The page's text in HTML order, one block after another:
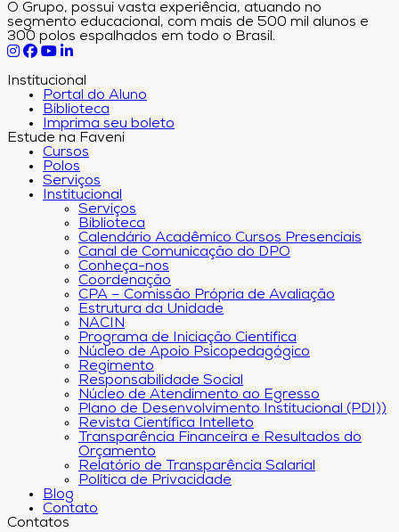
O Grupo, possui vasta experiência, atuando no
segmento educacional, com mais de 500 mil alunos e
300 polos espalhados em todo o Brasil.
Institucional
Portal do Aluno
Biblioteca
Imprima seu boleto
Estude na Faveni
Cursos
Polos
Serviços
Institucional
Serviços
Biblioteca
Calendário Acadêmico Cursos Presenciais
Canal de Comunicação do DPO
Conheça-nos
Coordenação
CPA – Comissão Própria de Avaliação
Estrutura da Unidade
NACIN
Programa de Iniciação Científica
Núcleo de Apoio Psicopedagógico
Regimento
Responsabilidade Social
Núcleo de Atendimento ao Egresso
Plano de Desenvolvimento Institucional (PDI))
Revista Científica Intelleto
Transparência Financeira e Resultados do
Orçamento
Relatório de Transparência Salarial
Política de Privacidade
Blog
Contato
Contatos